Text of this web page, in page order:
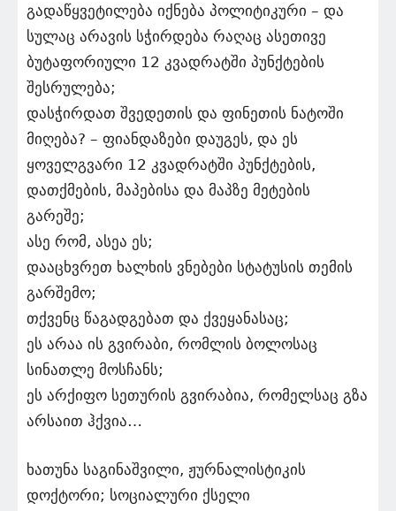
გადაწყვეტილება იქნება პოლიტიკური – და
სულაც არავის სჭირდება რაღაც ასეთივე
ბუტაფორიული 12 კვადრატში პუნქტების
შესრულება;
დასჭირდათ შვედეთის და ფინეთის ნატოში
მიღება? – ფიანდაზები დაუგეს, და ეს
ყოველგვარი 12 კვადრატში პუნქტების,
დათქმების, მაპებისა და მაპზე მეტების
გარეშე;
ასე რომ, ასეა ეს;
დააცხვრეთ ხალხის ვნებები სტატუსის თემის
გარშემო;
თქვენც წაგადგებათ და ქვეყანასაც;
ეს არაა ის გვირაბი, რომლის ბოლოსაც
სინათლე მოსჩანს;
ეს არქიფო სეთურის გვირაბია, რომელსაც გზა
არსაით ჰქვია…
ხათუნა საგინაშვილი, ჟურნალისტიკის
დოქტორი; სოციალური ქსელი